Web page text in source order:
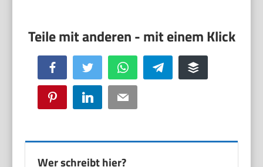
Facebook Twitter WhatsApp Telegram Buffer
Pinterest LinkedIn Email
Wer schreibt hier?